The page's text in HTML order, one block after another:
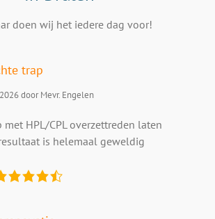
doen wij het iedere dag voor!
trap
door Mevr. Engelen
met HPL/CPL overzettreden laten
is helemaal geweldig